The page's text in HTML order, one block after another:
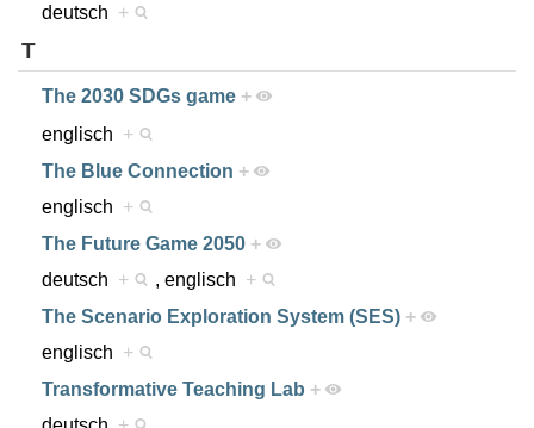
deutsch +
T
The 2030 SDGs game +
englisch +
The Blue Connection +
englisch +
The Future Game 2050 +
deutsch + , englisch +
The Scenario Exploration System (SES) +
englisch +
Transformative Teaching Lab +